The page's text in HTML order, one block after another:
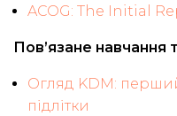
ACOG: The Initial
Пов’язане навчання
Огляд KDM:
підлітки